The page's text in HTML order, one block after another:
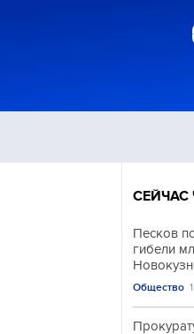
СЕЙЧАС
Песков
гибели
Общество